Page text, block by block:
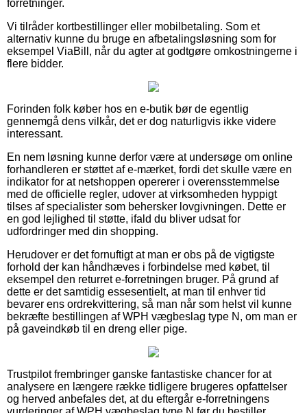
forretninger.
Vi tilråder kortbestillinger eller mobilbetaling. Som et
alternativ kunne du bruge en afbetalingsløsning som for
eksempel ViaBill, når du agter at godtgøre omkostningerne i
flere bidder.
Forinden folk køber hos en e-butik bør de egentlig
gennemgå dens vilkår, det er dog naturligvis ikke videre
interessant.
En nem løsning kunne derfor være at undersøge om online
forhandleren er støttet af e-mærket, fordi det skulle være en
indikator for at netshoppen opererer i overensstemmelse
med de officielle regler, udover at virksomheden hyppigt
tilses af specialister som behersker lovgivningen. Dette er
en god lejlighed til støtte, ifald du bliver udsat for
udfordringer med din shopping.
Herudover er det fornuftigt at man er obs på de vigtigste
forhold der kan håndhæves i forbindelse med købet, til
eksempel den returret e-forretningen bruger. På grund af
dette er det samtidig essesentielt, at man til enhver tid
bevarer ens ordrekvittering, så man når som helst vil kunne
bekræfte bestillingen af WPH vægbeslag type N, om man er
på gaveindkøb til en dreng eller pige.
Trustpilot frembringer ganske fantastiske chancer for at
analysere en længere række tidligere brugeres opfattelser
og herved anbefales det, at du eftergår e-forretningens